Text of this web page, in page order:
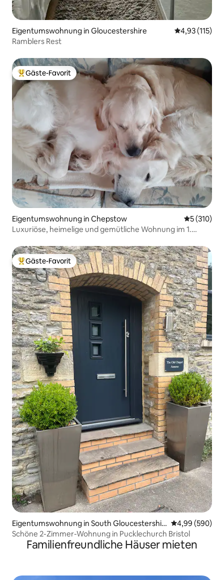
Eigentumswohnung in Gloucestershire
4,93 (115)
Ramblers Rest
Beliebter Gäste-Favorit.
Gäste-Favorit
Eigentumswohnung in Chepstow
5 (310)
Luxuriöse, heimelige und gemütliche Wohnung im 1.
Beliebter Gäste-Favorit.
Gäste-Favorit
Eigentumswohnung in South Gloucestershir
e
4,99 (590)
Schöne 2-Zimmer-Wohnung in Pucklechurch Bristol
Familienfreundliche Häuser mieten